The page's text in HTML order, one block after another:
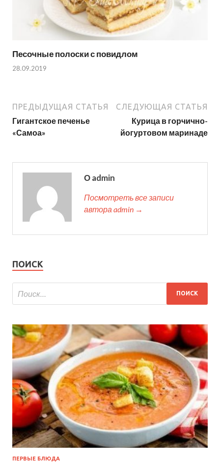
Песочные полоски с повидлом
28.09.2019
ПРЕДЫДУЩАЯ СТАТЬЯ
Гигантское печенье
«Самоа»
СЛЕДУЮЩАЯ СТАТЬЯ
Курица в горчично-
йогуртовом маринаде
О admin
Посмотреть все записи
автора admin →
ПОИСК
ПЕРВЫЕ БЛЮДА